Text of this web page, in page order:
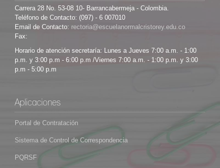
Carrera 28 No. 53-08 10- Barrancabermeja - Colombia.
Teléfono de Contacto: (097) - 6 007010
Email de Contacto:
Fax:
Horario de atención secretaría: Lunes a Jueves 7:00 a.m. - 1:00
p.m. y 3:00 p.m - 6:00 p.m /Viernes 7:00 a.m. - 1:00 p.m. y 3:00
p.m - 5:00 p.m
Aplicaciones
Portal de Contratación
Sistema de Control de Correspondencia
PQRSF